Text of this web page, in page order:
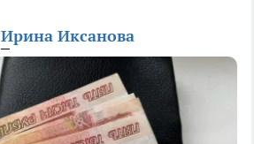
Ирина Иксанова